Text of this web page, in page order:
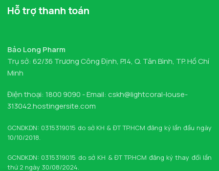
Hỗ trợ thanh toán
Bảo Long Pharm
Trụ sở: 62/36 Trương Công Định, P.14, Q. Tân Bình, TP. Hồ Chí
Minh
Điện thoại: 1800 9090 - Email: cskh@lightcoral-louse-
313042.hostingersite.com
GCNDKDN: 0315319015 do sở KH & ĐT TP.HCM đăng ký lần đầu ngày
10/10/2018.
GCNDKDN: 0315319015 do sở KH & ĐT TP.HCM đăng ký thay đổi lần
thứ 2 ngày 30/08/2024.